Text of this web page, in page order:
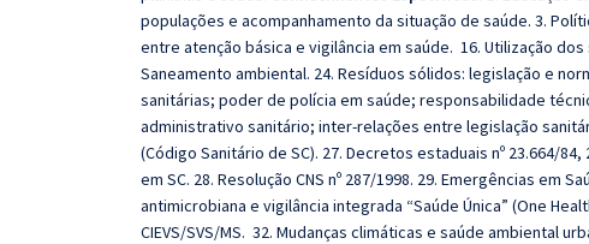
populações e acompanhamento da situação de saúde. 3.
entre atenção básica e vigilância em saúde. 16. Utilização
Saneamento ambiental. 24. Resíduos sólidos: legislação e
sanitárias; poder de polícia em saúde; responsabilidade
administrativo sanitário; inter-relações entre legislação
(Código Sanitário de SC). 27. Decretos estaduais nº 23.664/
em SC. 28. Resolução CNS nº 287/1998. 29. Emergências em
antimicrobiana e vigilância integrada “Saúde Única” (One
CIEVS/SVS/MS. 32. Mudanças climáticas e saúde ambiental